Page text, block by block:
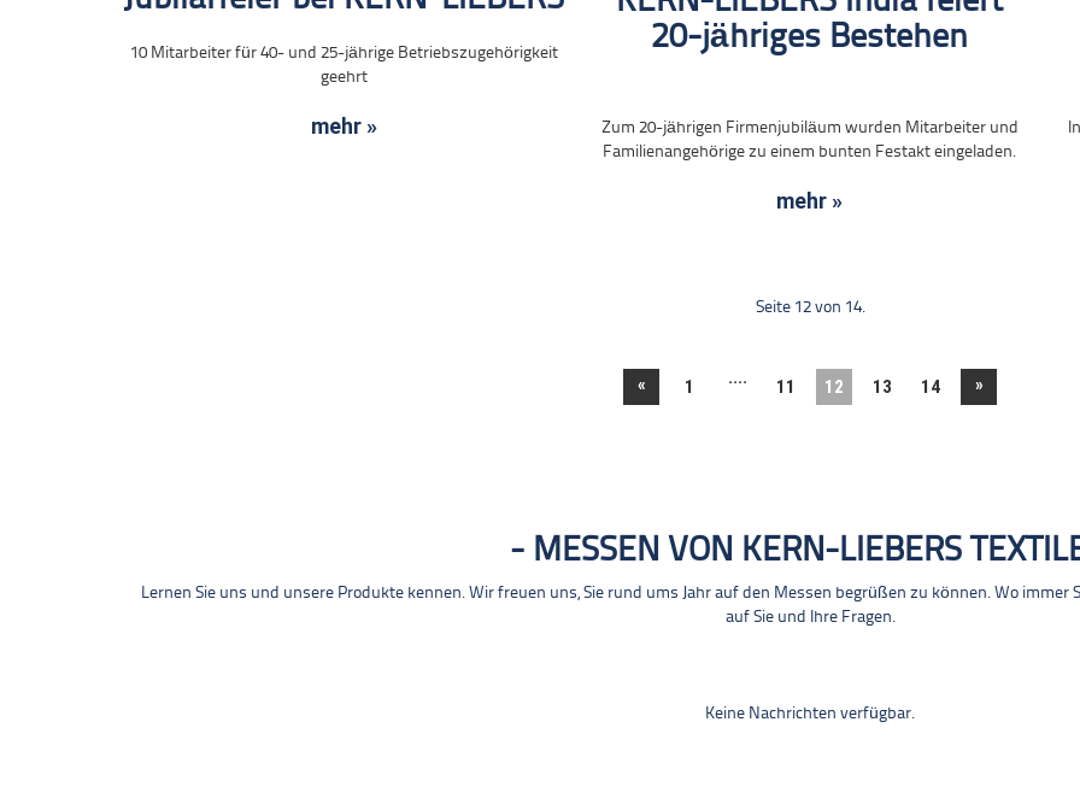
10 Mitarbeiter für 40- und 25-jährige Betriebszugehörigkeit
geehrt
mehr »
20-jähriges Bestehen
Zum 20-jährigen Firmenjubiläum wurden Mitarbeiter und
Familienangehörige zu einem bunten Festakt eingeladen.
mehr »
Seite 12 von 14.
« 1 .... 11 12 13 14 »
MESSEN VON KERN-LIEBERS
Lernen Sie uns und unsere Produkte kennen. Wir freuen uns, Sie rund ums Jahr auf den Messen begrüßen zu können. Wo
auf Sie und Ihre Fragen.
Keine Nachrichten verfügbar.